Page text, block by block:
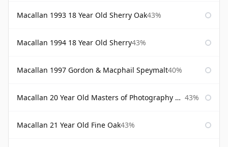
Macallan 1993 18 Year Old Sherry Oak43%
Macallan 1994 18 Year Old Sherry43%
Macallan 1997 Gordon & Macphail Speymalt40%
Macallan 20 Year Old Masters of Photography Albert Watson 43%
Macallan 21 Year Old Fine Oak43%